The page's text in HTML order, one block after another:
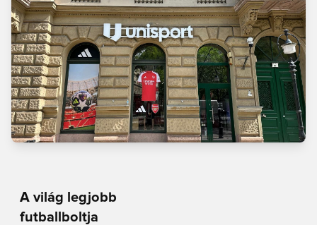
A világ legjobb
futballboltja